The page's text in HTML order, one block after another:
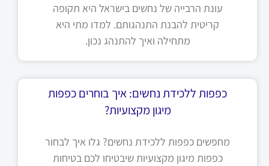
עונת הרבייה של נחשים בישראל היא תקופה
קריטית להבנת התנהגותם. למדו מתי היא
מתחילה ואיך להתנהג נכון.
כפפות ללכידת נחשים: איך בוחרים כפפות
מיגון מקצועיות?
מחפשים כפפות ללכידת נחשים? גלו איך לבחור
כפפות מיגון מקצועיות שיבטיחו לכם בטיחות